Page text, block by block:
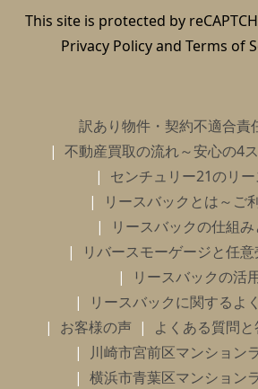
This site is protected by
Privacy Policyand Terms of
訳あり物件・契約不適合責
不動産買取の流れ～安心の4
センチュリー21のリ
リースバックとは～ご
リースバックの仕組
リバースモーゲージと任
リースバックの活
リースバックに関するよ
お客様の声
よくある質問と
川崎市宮前区マンション
横浜市青葉区マンション